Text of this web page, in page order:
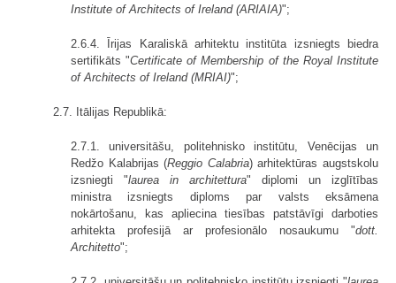
Institute of Architects of Ireland (ARIAIA)";
2.6.4. Īrijas Karaliskā arhitektu institūta izsniegts biedra
sertifikāts "Certificate of Membership of the Royal Institute
of Architects of Ireland (MRIAI)";
2.7. Itālijas Republikā:
2.7.1. universitāšu, politehnisko institūtu, Venēcijas un
Redžo Kalabrijas (Reggio Calabria) arhitektūras augstskolu
izsniegti "laurea in architettura" diplomi un izglītības
ministra izsniegts diploms par valsts eksāmena
nokārtošanu, kas apliecina tiesības patstāvīgi darboties
arhitekta profesijā ar profesionālo nosaukumu "dott.
Architetto";